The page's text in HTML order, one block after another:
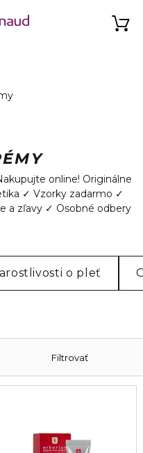
online! Originálne
✓ Vzorky zadarmo ✓
a zľavy ✓ Osobné odbery
o pleť
Filtrovať